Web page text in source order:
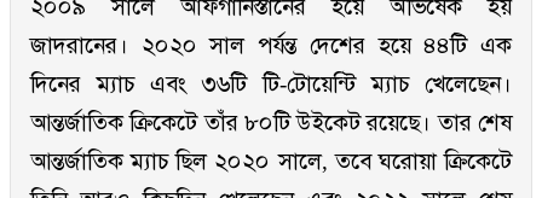
২০০৯ সালে আফগানিস্তানের হয়ে অভিষেক হয়
জাদরানের। ২০২০ সাল পর্যন্ত দেশের হয়ে ৪৪টি এক
দিনের ম্যাচ এবং ৩৬টি টি-টোয়েন্টি ম্যাচ খেলেছেন।
আন্তর্জাতিক ক্রিকেটে তাঁর ৮০টি উইকেট রয়েছে। তার শেষ
আন্তর্জাতিক ম্যাচ ছিল ২০২০ সালে, তবে ঘরোয়া ক্রিকেটে